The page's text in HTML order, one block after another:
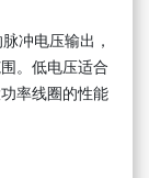
冲电压输出，
。低电压适合
率线圈的性能